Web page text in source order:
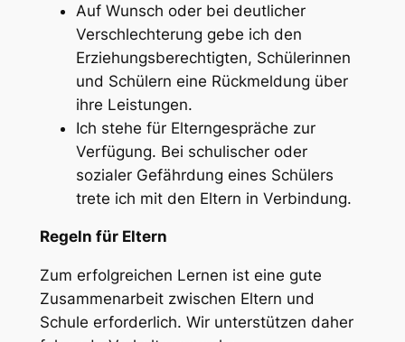
Auf Wunsch oder bei deutlicher
Verschlechterung gebe ich den
Erziehungsberechtigten, Schülerinnen
und Schülern eine Rückmeldung über
ihre Leistungen.
Ich stehe für Elterngespräche zur
Verfügung. Bei schulischer oder
sozialer Gefährdung eines Schülers
trete ich mit den Eltern in Verbindung.
Regeln für Eltern
Zum erfolgreichen Lernen ist eine gute
Zusammenarbeit zwischen Eltern und
Schule erforderlich. Wir unterstützen daher